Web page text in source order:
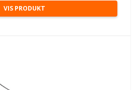
VIS PRODUKT